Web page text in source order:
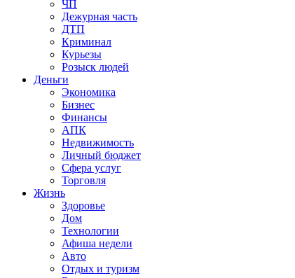
ЧП
Дежурная часть
ДТП
Криминал
Курьезы
Розыск людей
Деньги
Экономика
Бизнес
Финансы
АПК
Недвижимость
Личный бюджет
Сфера услуг
Торговля
Жизнь
Здоровье
Дом
Технологии
Афиша недели
Авто
Отдых и туризм